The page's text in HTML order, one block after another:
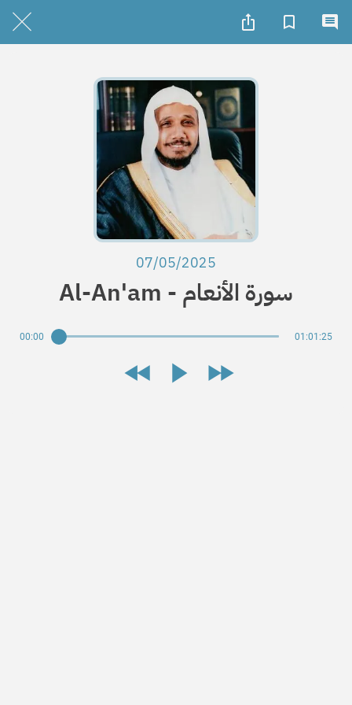
07/05/2025
Al-An'am - سورة الأنعام
00:00 01:01:25